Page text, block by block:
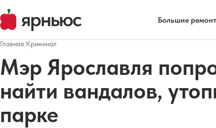
Большие
Главная/Криминал
Мэр Ярославля
найти вандалов,
парке